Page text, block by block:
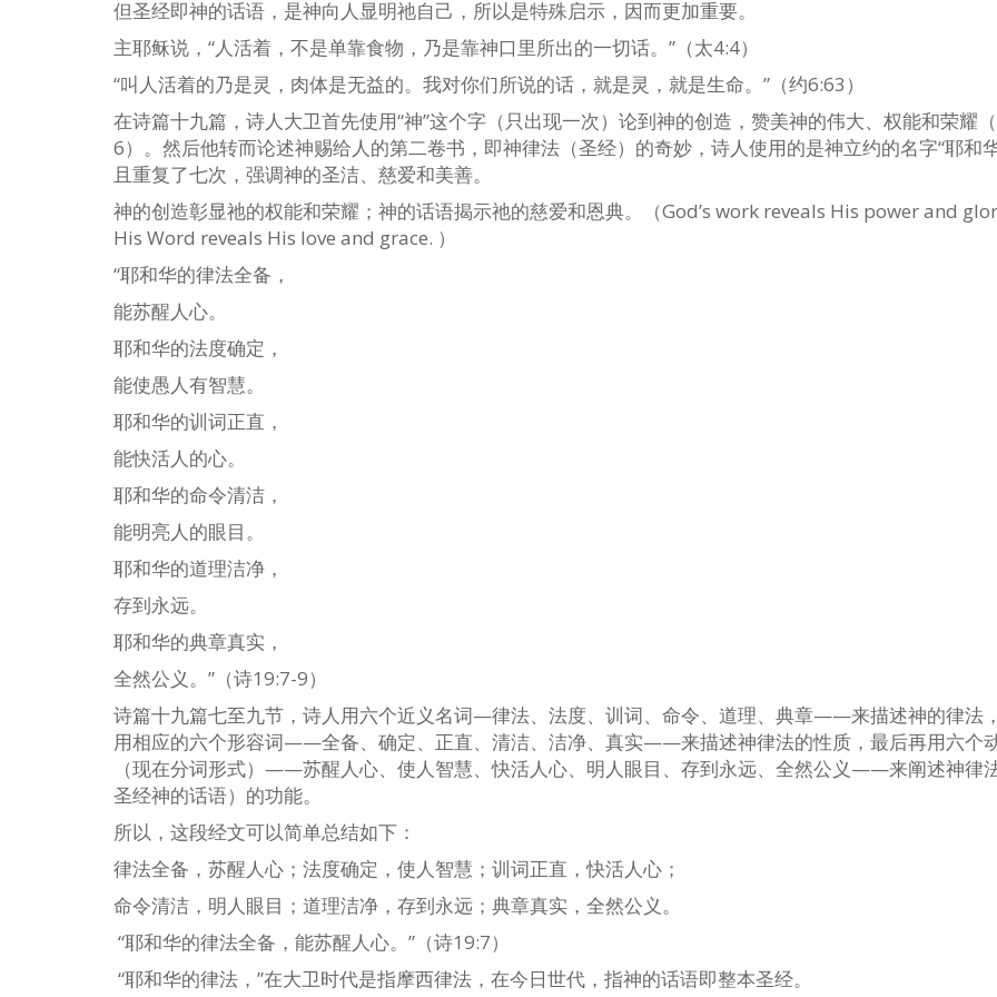
但圣经即神的话语，是神向人显明祂自己，所以是特殊启示，因而更加重要。
主耶稣说，“人活着，不是单靠食物，乃是靠神口里所出的一切话。”（太4:4）
“叫人活着的乃是灵，肉体是无益的。我对你们所说的话，就是灵，就是生命。”（约6:63）
在诗篇十九篇，诗人大卫首先使用“神”这个字（只出现一次）论到神的创造，赞美神的伟大、权能和荣耀
6）。然后他转而论述神赐给人的第二卷书，即神律法（圣经）的奇妙，诗人使用的是神立约的名字“耶和
且重复了七次，强调神的圣洁、慈爱和美善。
神的创造彰显祂的权能和荣耀；神的话语揭示祂的慈爱和恩典。（God’s work reveals His power and
His Word reveals His love and grace. ）
“耶和华的律法全备，
能苏醒人心。
耶和华的法度确定，
能使愚人有智慧。
耶和华的训词正直，
能快活人的心。
耶和华的命令清洁，
能明亮人的眼目。
耶和华的道理洁净，
存到永远。
耶和华的典章真实，
全然公义。”（诗19:7-9）
诗篇十九篇七至九节，诗人用六个近义名词—律法、法度、训词、命令、道理、典章——来描述神的律法
用相应的六个形容词——全备、确定、正直、清洁、洁净、真实——来描述神律法的性质，最后再用六个
（现在分词形式）——苏醒人心、使人智慧、快活人心、明人眼目、存到永远、全然公义——来阐述神律
圣经神的话语）的功能。
所以，这段经文可以简单总结如下：
律法全备，苏醒人心；法度确定，使人智慧；训词正直，快活人心；
命令清洁，明人眼目；道理洁净，存到永远；典章真实，全然公义。
“耶和华的律法全备，能苏醒人心。”（诗19:7）
“耶和华的律法，”在大卫时代是指摩西律法，在今日世代，指神的话语即整本圣经。